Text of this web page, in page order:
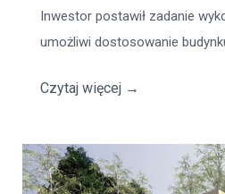
Inwestor postawił zadanie
umożliwi dostosowanie
Czytaj więcej →